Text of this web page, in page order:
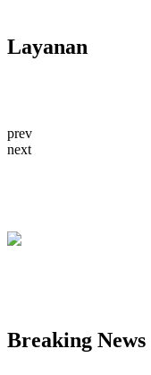
Layanan
prev
next